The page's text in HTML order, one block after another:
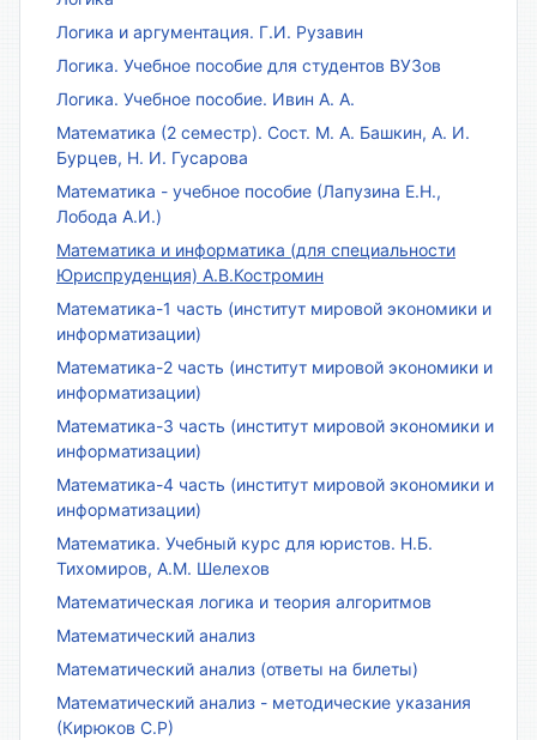
Логика и аргументация. Г.И. Рузавин
Логика. Учебное пособие для студентов ВУЗов
Логика. Учебное пособие. Ивин А. А.
Математика (2 семестр). Сост. М. А. Башкин, А. И.
Бурцев, Н. И. Гусарова
Математика - учебное пособие (Лапузина Е.Н.,
Лобода А.И.)
Математика и информатика (для специальности
Юриспруденция) А.В.Костромин
Математика-1 часть (институт мировой экономики и
информатизации)
Математика-2 часть (институт мировой экономики и
информатизации)
Математика-3 часть (институт мировой экономики и
информатизации)
Математика-4 часть (институт мировой экономики и
информатизации)
Математика. Учебный курс для юристов. Н.Б.
Тихомиров, А.М. Шелехов
Математическая логика и теория алгоритмов
Математический анализ
Математический анализ (ответы на билеты)
Математический анализ - методические указания
(Кирюков С.Р)